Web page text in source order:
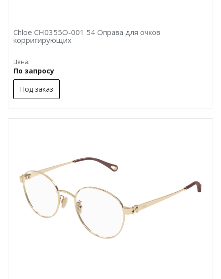
Chloe CH0355O-001 54 Оправа для очков
корригирующих
Цена:
По запросу
Под заказ